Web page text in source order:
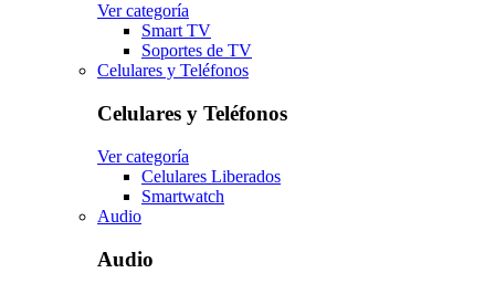
Ver categoría
Smart TV
Soportes de TV
Celulares y Teléfonos
Celulares y Teléfonos
Ver categoría
Celulares Liberados
Smartwatch
Audio
Audio